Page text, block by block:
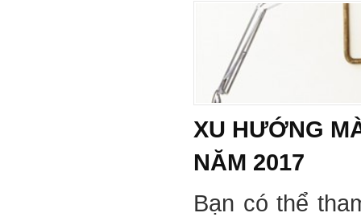
XU HƯỚNG
NĂM 2017
Bạn có thể